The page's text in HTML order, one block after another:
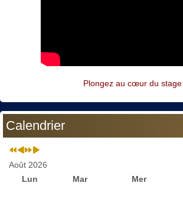
Plongez au cœur du stage
Calendrier
Août 2026
Lun
Mar Mer